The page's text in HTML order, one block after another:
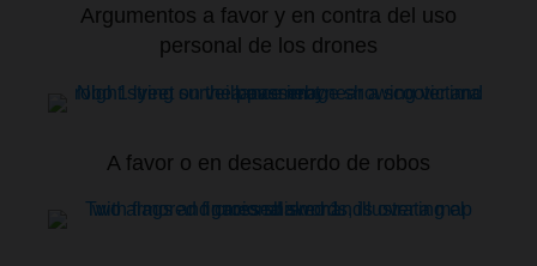
Argumentos a favor y en contra del uso
personal de los drones
A favor o en desacuerdo de robos